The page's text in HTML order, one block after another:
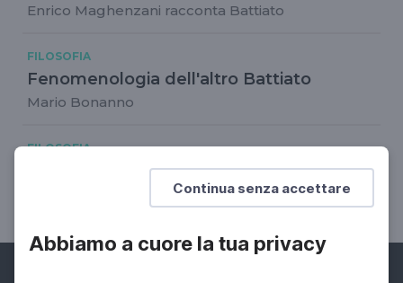
Continua senza accettare
Abbiamo a cuore la tua privacy
Enrico Maghenzani racconta Battiato
FILOSOFIA
Fenomenologia dell'altro Battiato
Mario Bonanno
FILOSOFIA
Intervista a Franco Battiato
Il percorso musicale e spirituale